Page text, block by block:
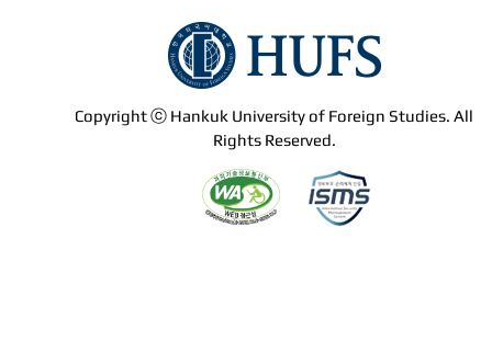
Copyright ⓒ Hankuk University of Foreign Studies. All
Rights Reserved.